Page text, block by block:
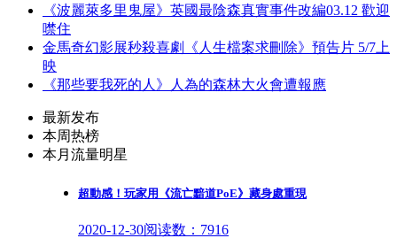
《波麗萊多里鬼屋》英國最陰森真實事件改編03.12 歡迎
噤住
金馬奇幻影展秒殺喜劇《人生檔案求刪除》預告片 5/7上
映
《那些要我死的人》人為的森林大火會遭報應
最新发布
本周热榜
本月流量明星
超動感！玩家用《流亡黯道PoE》藏身處重現
2020-12-30阅读数：7916